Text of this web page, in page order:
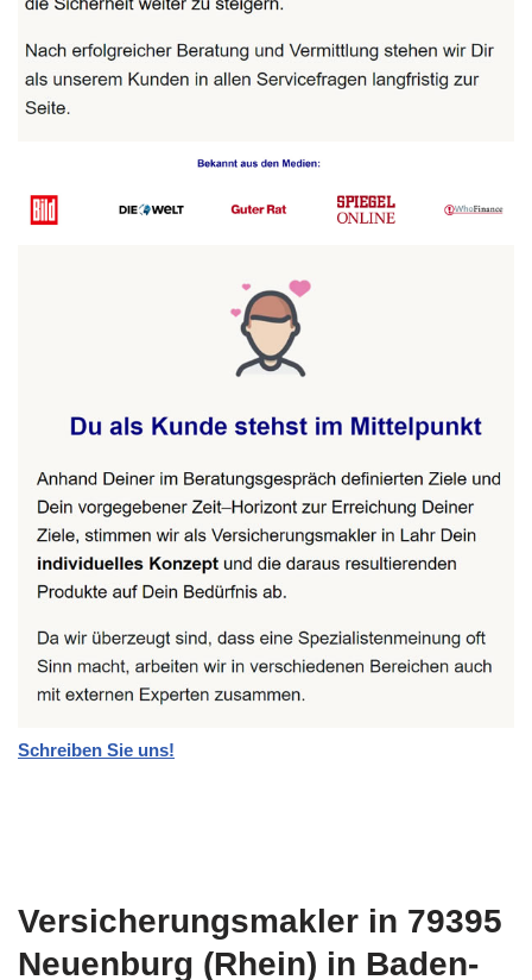
Schreiben Sie uns!
Versicherungsmakler in 79395
Neuenburg (Rhein) in Baden-